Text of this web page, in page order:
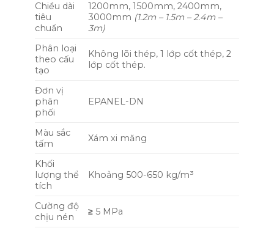
Chiều dài
tiêu
chuẩn
1200mm, 1500mm, 2400mm,
3000mm (1.2m – 1.5m – 2.4m –
3m)
Phân loại
theo cấu
tạo
Không lõi thép, 1 lớp cốt thép, 2
lớp cốt thép.
Đơn vị
phân
phối
EPANEL-DN
Màu sắc
tấm
Xám xi măng
Khối
lượng thể
tích
Khoảng 500-650 kg/m³
Cường độ
chịu nén
≥5 MPa